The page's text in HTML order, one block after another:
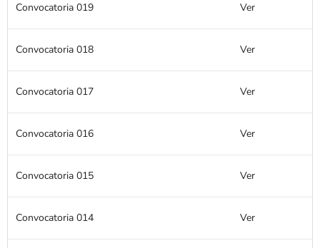
Convocatoria 019 Ver
Convocatoria 018 Ver
Convocatoria 017 Ver
Convocatoria 016 Ver
Convocatoria 015 Ver
Convocatoria 014 Ver